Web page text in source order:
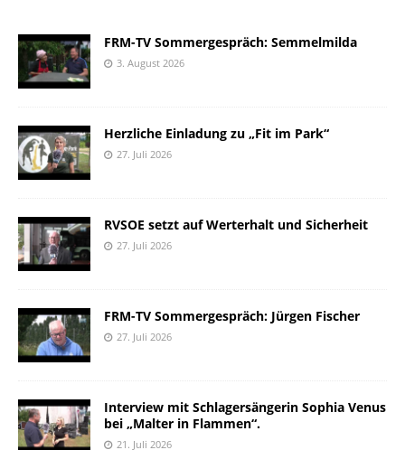
FRM-TV Sommergespräch: Semmelmilda
3. August 2026
Herzliche Einladung zu „Fit im Park“
27. Juli 2026
RVSOE setzt auf Werterhalt und Sicherheit
27. Juli 2026
FRM-TV Sommergespräch: Jürgen Fischer
27. Juli 2026
Interview mit Schlagersängerin Sophia Venus
bei „Malter in Flammen“.
21. Juli 2026